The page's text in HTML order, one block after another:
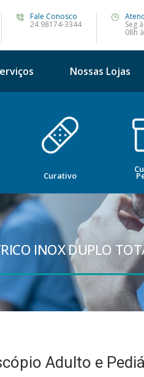
Fale Conosco
24 98174-3344 Seg
08h
Nossas Lojas
Curativo
INOX DUPLO
Adulto e